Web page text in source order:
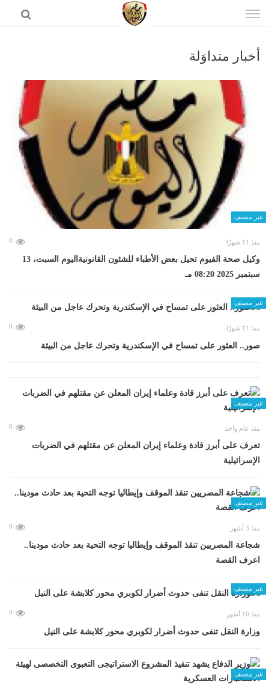
الى
أخبار متداوَلة
غير مصنف
منذ 11 شهرًا 0
وكيل صحة الفيوم تحيل بعض الأطباء للشئون القانونيةاليوم السبت، 13
سبتمبر 2025 08:20 مـ
غير مصنف
منذ 11 شهرًا 0
صور.. العثور على تمساح في الإسكندرية وتحرك عاجل من البيئة
غير مصنف
منذ عام واحد 0
تعرف على أبرز قادة وعلماء إيران المعلن عن مقتلهم في الضربات
الإسرائيلية
غير مصنف
منذ 3 أشهر 0
شجاعة المصريين تنقذ الموقف وإيطاليا توجه التحية بعد حادث مودينا..
اعرف القصة
غير مصنف
منذ 10 أشهر 0
وزارة النقل تنفى حدوث أضرار لكوبري محور كلابشة على النيل
غير مصنف